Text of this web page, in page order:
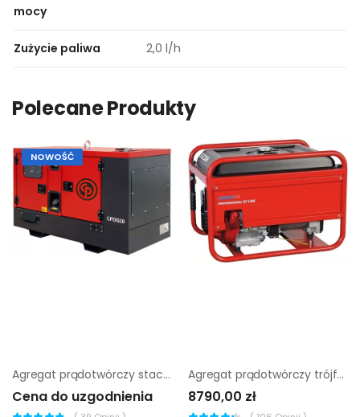
mocy
Zużycie paliwa 2,0 l/h
Polecane Produkty
NOWOŚĆ
Agregat prądotwórczy stacjonarny Chicago Pneumatic CPDG 9
Cena do uzgodnienia
Agregat prądotwórczy trójfazowy Endress ESE 506 DHS-GT
8790,00 zł